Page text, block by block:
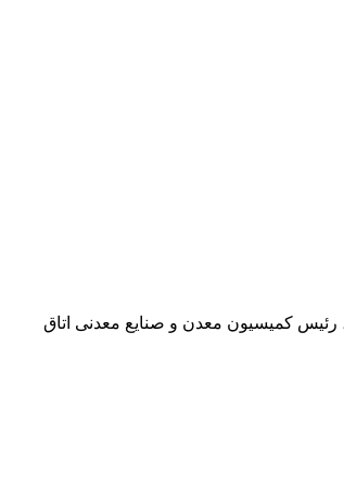
کمیسیون معدن و صنایع معدنی اتاق